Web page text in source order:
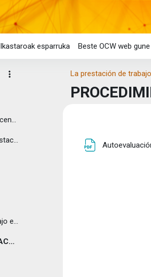
Ikastaroak esparruka Beste OCW web
Esta obra se publica bajo una licencia Creative ...
Imagen dominio público La prestación...
Apuntes La prestación de trabajo en las cooperativas de trabajo asociado
PRÁCTICAS, EJERCICIOS Y ACTIVIDADES
La prestación de